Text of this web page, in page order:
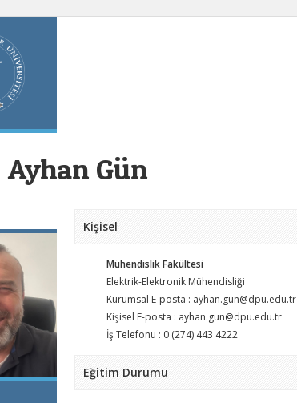
Ayhan Gün
Kişisel
Mühendislik Fakültesi
Elektrik-Elektronik Mühendisliği
Kurumsal E-posta : ayhan.gun@dpu.edu.tr
Kişisel E-posta : ayhan.gun@dpu.edu.tr
İş Telefonu : 0 (274) 443 4222
Eğitim Durumu